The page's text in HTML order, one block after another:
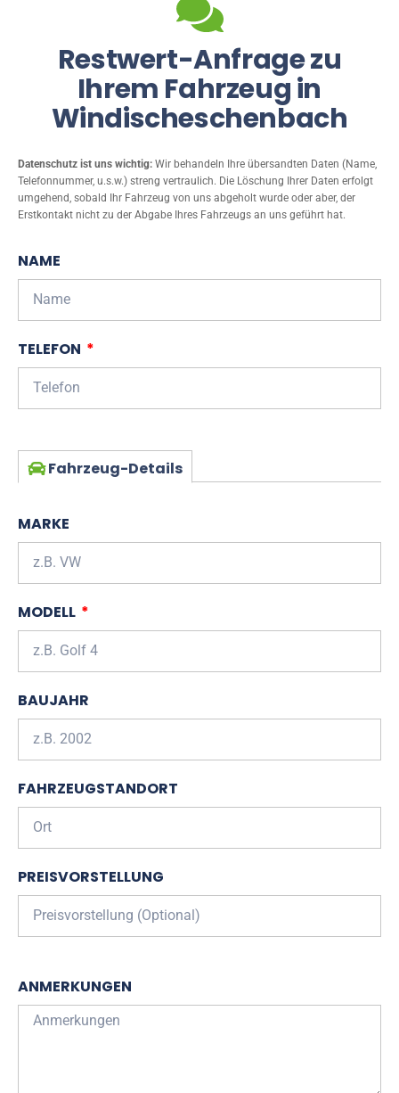
Restwert-Anfrage zu
Ihrem Fahrzeug in
Windischeschenbach
Datenschutz ist uns wichtig: Wir behandeln Ihre übersandten Daten (Name,
Telefonnummer, u.s.w.) streng vertraulich. Die Löschung Ihrer Daten erfolgt
umgehend, sobald Ihr Fahrzeug von uns abgeholt wurde oder aber, der
Erstkontakt nicht zu der Abgabe Ihres Fahrzeugs an uns geführt hat.
NAME
TELEFON
Fahrzeug-Details
MARKE
MODELL
BAUJAHR
FAHRZEUGSTANDORT
PREISVORSTELLUNG
ANMERKUNGEN